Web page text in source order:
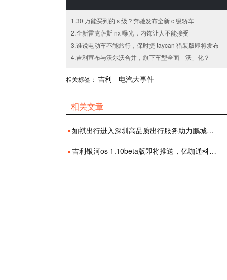
1.30 万能买到的 s 级？奔驰发布全新 c 级轿车
2.全新雷克萨斯 nx 曝光，内饰让人不能接受
3.谁说电动车不能旅行，保时捷 taycan 猎装版即将发布
4.吉利宣布与沃尔沃合并，旗下车型全面「沃」化？
相关标签： 吉利 电汽大事件
相关文章
如祺出行进入深圳高品质出行服务助力鹏城智慧城市建设
吉利银河os 1.10beta版即将推送，亿咖通科技深度赋能星越l智能迭代